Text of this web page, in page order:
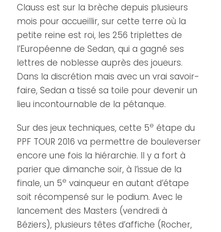
Clauss est sur la brèche depuis plusieurs
mois pour accueillir, sur cette terre où la
petite reine est roi, les 256 triplettes de
l’Européenne de Sedan, qui a gagné ses
lettres de noblesse auprès des joueurs.
Dans la discrétion mais avec un vrai savoir-
faire, Sedan a tissé sa toile pour devenir un
lieu incontournable de la pétanque.
Sur des jeux techniques, cette 5e étape du
PPF TOUR 2016 va permettre de bouleverser
encore une fois la hiérarchie. Il y a fort à
parier que dimanche soir, à l’issue de la
finale, un 5e vainqueur en autant d’étape
soit récompensé sur le podium. Avec le
lancement des Masters (vendredi à
Béziers), plusieurs têtes d’affiche (Rocher,